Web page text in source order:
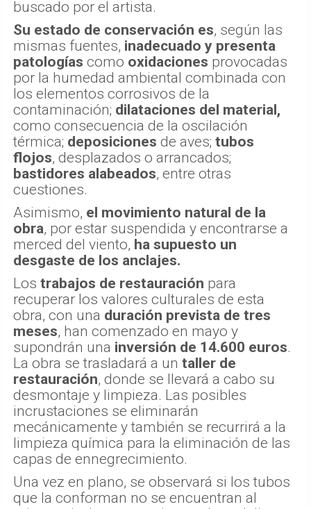
buscado por el artista.
Su estado de conservación es, según las
mismas fuentes, inadecuado y presenta
patologías como oxidaciones provocadas
por la humedad ambiental combinada con
los elementos corrosivos de la
contaminación; dilataciones del material,
como consecuencia de la oscilación
térmica; deposiciones de aves; tubos
flojos, desplazados o arrancados;
bastidores alabeados, entre otras
cuestiones.
Asimismo, el movimiento natural de la
obra, por estar suspendida y encontrarse a
merced del viento, ha supuesto un
desgaste de los anclajes.
Los trabajos de restauración para
recuperar los valores culturales de esta
obra, con una duración prevista de tres
meses, han comenzado en mayo y
supondrán una inversión de 14.600 euros.
La obra se trasladará a un taller de
restauración, donde se llevará a cabo su
desmontaje y limpieza. Las posibles
incrustaciones se eliminarán
mecánicamente y también se recurrirá a la
limpieza química para la eliminación de las
capas de ennegrecimiento.
Una vez en plano, se observará si los tubos
que la conforman no se encuentran al